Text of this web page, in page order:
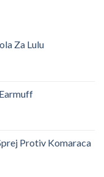
Za Lulu
Protiv Komaraca